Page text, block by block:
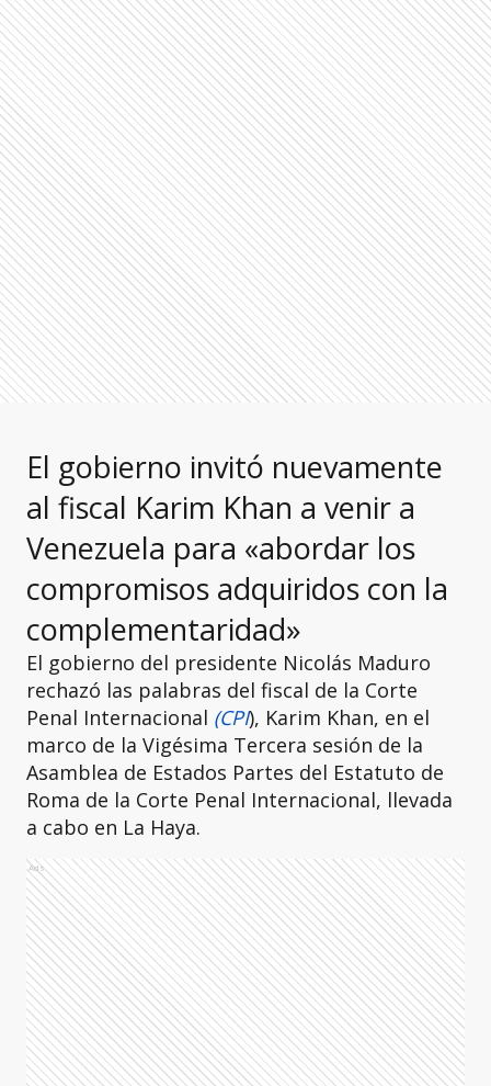
El gobierno invitó nuevamente
al fiscal Karim Khan a venir a
Venezuela para «abordar los
compromisos adquiridos con la
complementaridad»
El gobierno del presidente Nicolás Maduro
rechazó las palabras del fiscal de la Corte
Penal Internacional (CPI), Karim Khan, en el
marco de la Vigésima Tercera sesión de la
Asamblea de Estados Partes del Estatuto de
Roma de la Corte Penal Internacional, llevada
a cabo en La Haya.
Ads